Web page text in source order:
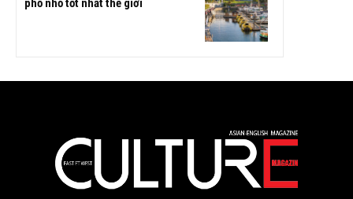
phố nhỏ tốt nhất thế giới